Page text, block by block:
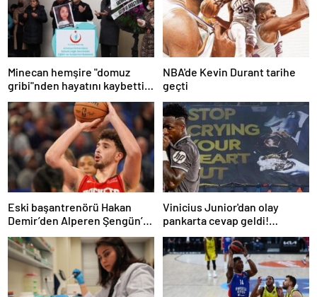
Minecan hemşire "domuz
gribi"nden hayatını kaybetti –
Haberler | Sağlık Haberleri
NBA'de Kevin Durant tarihe
geçti
Eski başantrenörü Hakan
Demir’den Alperen Şengün’e
Vinicius Junior'dan olay
pankarta cevap geldi!
maçında gündem olmuştu…